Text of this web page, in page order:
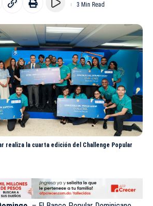
3 Min Read
realiza la cuarta edición del Challenge Popular